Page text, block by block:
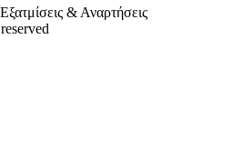
& Αναρτήσεις